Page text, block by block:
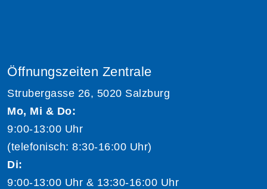
Öffnungszeiten Zentrale
Strubergasse 26, 5020 Salzburg
Mo, Mi & Do:
9:00-13:00 Uhr
(telefonisch: 8:30-16:00 Uhr)
Di:
9:00-13:00 Uhr & 13:30-16:00 Uhr